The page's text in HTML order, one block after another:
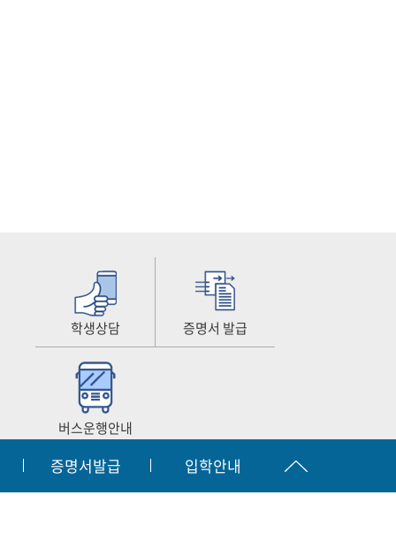
증명서발급 입학안내
학생상담 증명서 발급
버스운행안내
| 찾아오시는길 | 원격지원서비스